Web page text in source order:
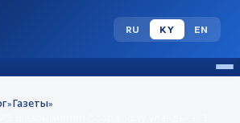
RU KY EN
»Газеты»